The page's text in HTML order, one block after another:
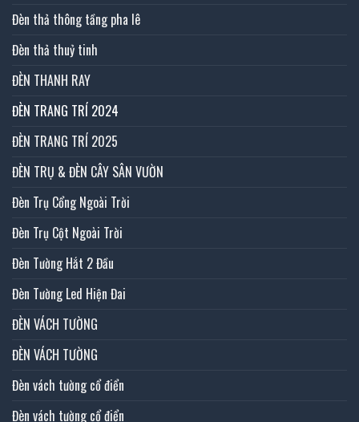
Đèn thả thông tầng pha lê
Đèn thả thuỷ tinh
ĐÈN THANH RAY
ĐÈN TRANG TRÍ 2024
ĐÈN TRANG TRÍ 2025
ĐÈN TRỤ & ĐÈN CÂY SÂN VƯỜN
Đèn Trụ Cổng Ngoài Trời
Đèn Trụ Cột Ngoài Trời
Đèn Tường Hắt 2 Đầu
Đèn Tường Led Hiện Đai
ĐÈN VÁCH TƯỜNG
ĐÈN VÁCH TƯỜNG
Đèn vách tường cổ điển
Đèn vách tường cổ điển